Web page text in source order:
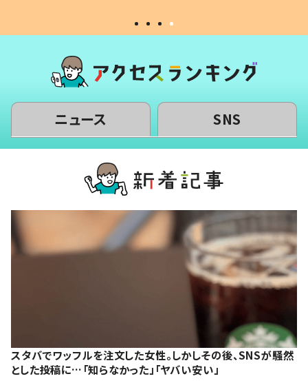
ニュース SNS
スタバでワッフルを注文した女性。しかしその後、SNSが騒然
とした投稿に…「知らなかった」「ヤバい安い」